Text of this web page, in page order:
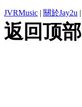
JVRMusic | 關於Jay2u |
返回顶部